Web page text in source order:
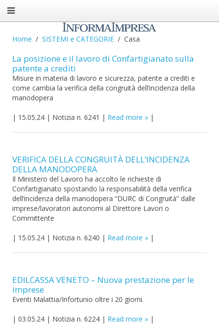
Home SISTEMI e CATEGORIE Casa
La posizione e il lavoro di Confartigianato sulla
patente a crediti
Misure in materia di lavoro e sicurezza, patente a crediti e
come cambia la verifica della congruità dell’incidenza della
manodopera
| 15.05.24 | Notizia n. 6241 | Read more |
VERIFICA DELLA CONGRUITÀ DELL’INCIDENZA
DELLA MANODOPERA
Il Ministero del Lavoro ha accolto le richieste di
Confartigianato spostando la responsabilità della verifica
dell’incidenza della manodopera “DURC di Congruità” dalle
imprese/lavoratori autonomi al Direttore Lavori o
Committente
| 15.05.24 | Notizia n. 6240 | Read more |
EDILCASSA VENETO – Nuova prestazione per le
imprese
Eventi Malattia/Infortunio oltre i 20 giorni.
| 03.05.24 | Notizia n. 6224 | Read more |